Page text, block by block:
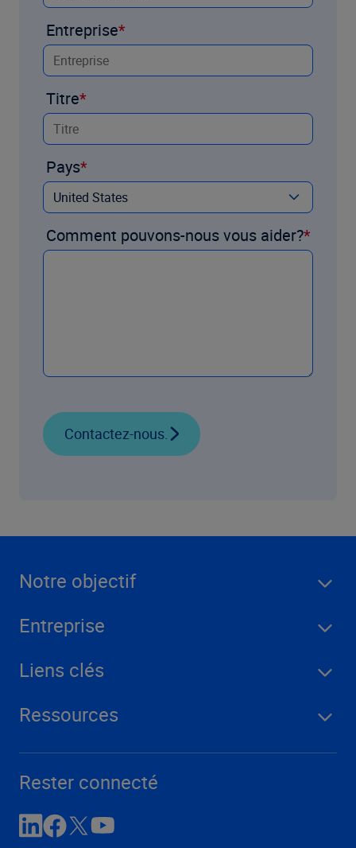
Entreprise
Titre
Pays
Comment pouvons-nous vous aider?
Contactez-nous.
Notre objectif
Entreprise
Liens clés
Ressources
Rester connecté